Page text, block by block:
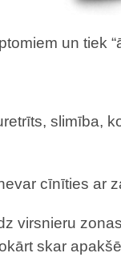
un tiek
slimība,
cīnīties ar
virsnieru
skar